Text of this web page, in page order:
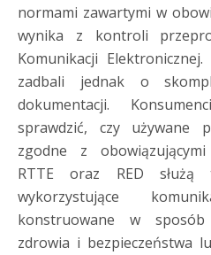
normami zawartymi w
wynika z kontroli
Komunikacji
zadbali jednak o
dokumentacji.
sprawdzić, czy używane
zgodne z
RTTE oraz RED służą
wykorzystujące
konstruowane w sposób
zdrowia i bezpieczeństwa